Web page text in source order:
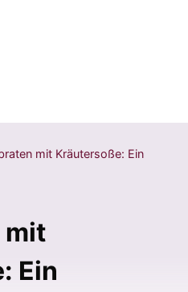
mit Kräutersoße: Ein
mit
Ein